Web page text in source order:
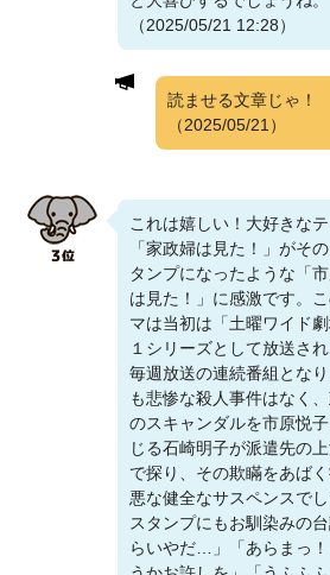
（2025/05/21 12:28）
読ませる文章じゃ！
（2025/05/21）
これは嬉しい！大好きな
「家政婦は見た！」がそ
タンプになったような「
は見た！」に感激です。
マは当初は「土曜ワイド
１シリーズとして放送さ
毎週放送の連続番組とな
も悲惨な殺人事件はなく
のスキャンダルを市原悦
じる石崎明子が派遣先の
で探り、その欺瞞をあば
悪な健全なサスペンスでし
スタンプにもお馴染みの
らいやだ…」「あらまっ